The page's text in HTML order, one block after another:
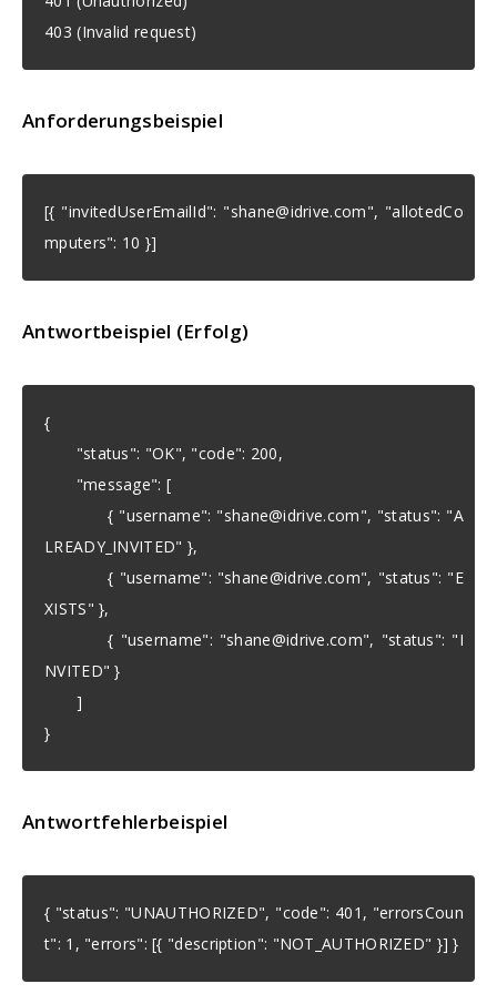
403 (Invalid request)
Anforderungsbeispiel
[{ "invitedUserEmailId": "shane@idrive.com", "allotedCo
mputers": 10 }]
Antwortbeispiel (Erfolg)
{
"status": "OK", "code": 200,
"message": [
{ "username": "shane@idrive.com", "status": "A
LREADY_INVITED" },
{ "username": "shane@idrive.com", "status": "E
XISTS" },
{ "username": "shane@idrive.com", "status": "I
NVITED" }
]
}
Antwortfehlerbeispiel
{ "status": "UNAUTHORIZED", "code": 401, "errorsCoun
t": 1, "errors": [{ "description": "NOT_AUTHORIZED" }] }